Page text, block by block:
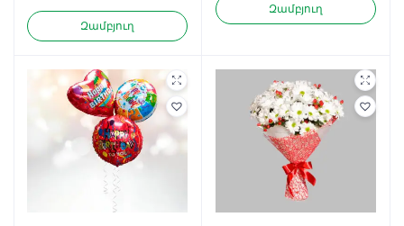
Զամբյուղ
Զամբյուղ